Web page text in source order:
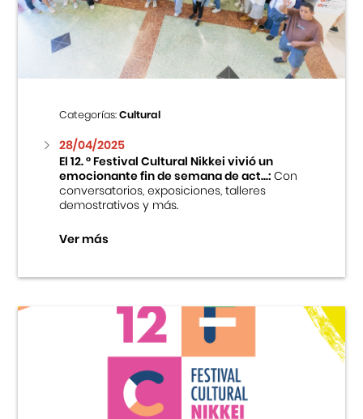
Centro Cultural Peruano Japonés
Museo de la Inmigración Japonesa
Fondo Editorial
Teatro Peruano Japonés
Categorías:Cultural
28/04/2025
El 12. ° Festival Cultural Nikkei vivió un
emocionante fin de semana de act...:Con
conversatorios, exposiciones, talleres
demostrativos y más.
Ver más